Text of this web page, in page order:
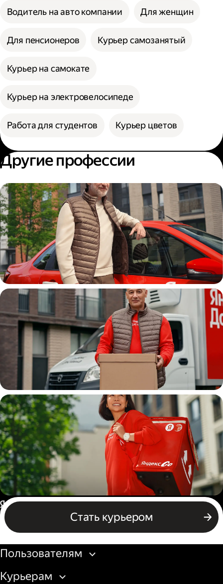
Водитель на авто компании Для женщин
Для пенсионеров Курьер самозанятый
Курьер на самокате
Курьер на электровелосипеде
Работа для студентов Курьер цветов
Другие профессии
Автокурьер
Водитель
грузовой машины
Пеший курьер
Стать курьером
Россия
Бизнесу
Пользователям
Курьерам